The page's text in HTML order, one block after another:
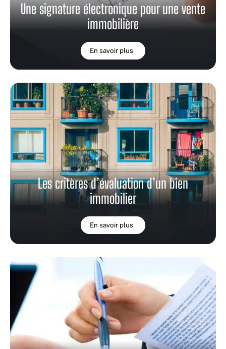
Une signature électronique pour une vente
immobilière
En savoir plus
Les critères d’évaluation d’un bien
immobilier
En savoir plus